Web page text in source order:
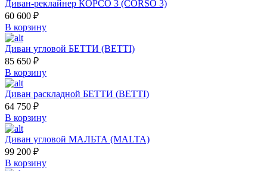
Диван-реклайнер КОРСО 3 (CORSO 3)
60 600 ₽
В корзину
Диван угловой БЕТТИ (BETTI)
85 650 ₽
В корзину
Диван раскладной БЕТТИ (BETTI)
64 750 ₽
В корзину
Диван угловой МАЛЬТА (MALTA)
99 200 ₽
В корзину